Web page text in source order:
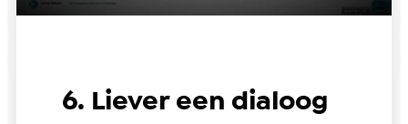
6. Liever een dialoog